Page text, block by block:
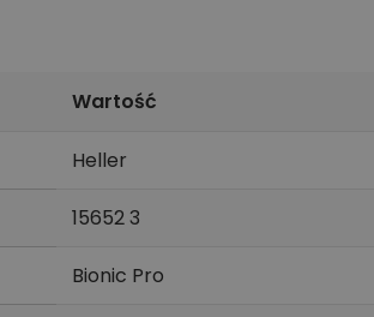
Wartość
Heller
15652 3
Bionic Pro